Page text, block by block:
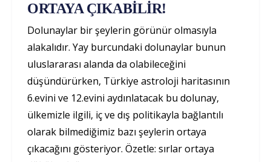
ORTAYA ÇIKABİLİR!
Dolunaylar bir şeylerin görünür olmasıyla
alakalıdır. Yay burcundaki dolunaylar bunun
uluslararası alanda da olabileceğini
düşündürürken, Türkiye astroloji haritasının
6.evini ve 12.evini aydınlatacak bu dolunay,
ülkemizle ilgili, iç ve dış politikayla bağlantılı
olarak bilmediğimiz bazı şeylerin ortaya
çıkacağını gösteriyor. Özetle: sırlar ortaya